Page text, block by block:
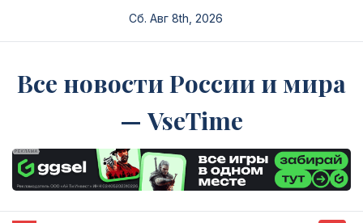
Сб. Авг 8th, 2026
Все новости России и мира
— VseTime